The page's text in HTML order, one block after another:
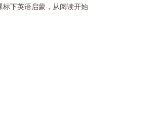
标下英语启蒙，从阅读开始